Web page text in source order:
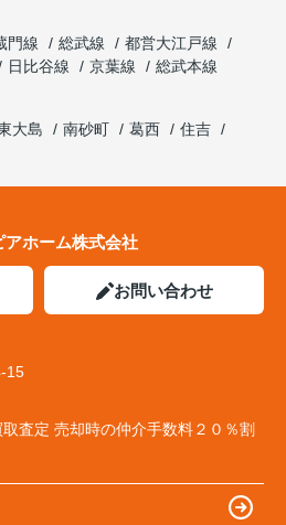
門線 総武線
都営大江戸線
日比谷線 京葉線
総武本線
大島 南砂町 葛西
住吉
アホーム株式会社
お問い合わせ
15
査定 売却時の仲介手数料２０％割